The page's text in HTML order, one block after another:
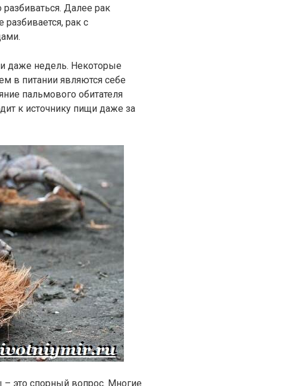
Далее рак
рак с
и даже недель. Некоторые
в питании являются себе
пальмового обитателя
к источнику пищи даже за
это спорный вопрос. Многие